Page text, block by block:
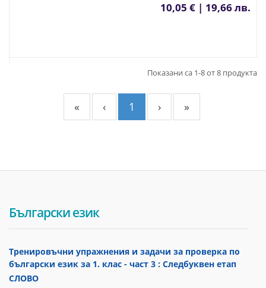
10,05 € | 19,66 лв.
Показани са 1-8 от 8 продукта
« ‹ 1 › »
Български език
Тренировъчни упражнения и задачи за проверка по
български език за 1. клас - част 3 : Следбуквен етап
СЛОВО